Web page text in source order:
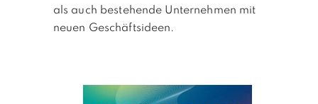
als auch bestehende Unternehmen mit
neuen Geschäftsideen.